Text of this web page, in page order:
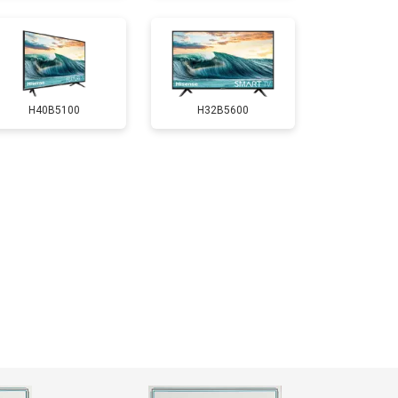
5200 ₽ Заказать
3100 ₽ Заказать
H40B5100 H32B5600